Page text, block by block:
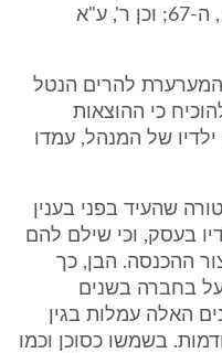
בע"מ נ' פ"ש, מיסים יד/3 ה-66 , ה-67; וכן ר', ע"א
המערערת להרים הנטל
כי ההוצאות
ילדיו של המנהל, עמדו
שהעיד בפני בענין
בעסק, וכי שילם להם
ההכנסה. הבן, כך
בחברה בשנים
האלה עמלות בגין
בשמשו כסוכן וכמו